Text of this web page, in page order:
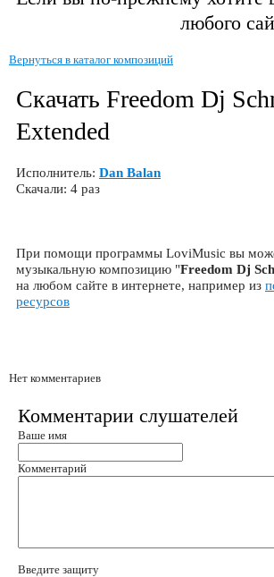
любого
Вернуться в каталог композиций
Скачать Freedom Dj
Extended
Исполнитель: Dan Balan
Скачали: 4 раз
При помощи программы LoviMusic вы
музыкальную композицию "Freedom Dj
на любом сайте в интернете, например из
ресурсов
Нет комментариев
Комментарии слушателей
Ваше имя
Комментарий
Введите защиту